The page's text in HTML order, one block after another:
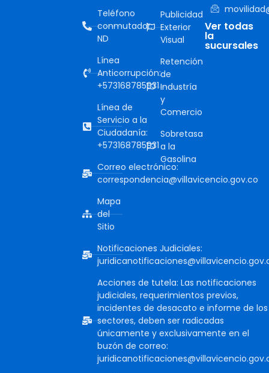
Teléfono
conmutador:
ND
Línea
Anticorrupción:
+573168785931
Línea de
Servicio a la
Ciudadanía:
+573168785931
Correo electrónico:
correspondencia@villavicencio.gov.co
Mapa
del
Sitio
Notificaciones Judiciales:
Acciones de tutela: Las notificaciones
judiciales, requerimientos previos,
incidentes de desacato e informe de los
sectores, deben ser radicadas
únicamente y exclusivamente en el
buzón de correo:
Publicidad
Exterior
Visual
Retención
de
Industría
y
Comercio
Sobretasa
a la
Gasolina
Ver todas
la
sucursales